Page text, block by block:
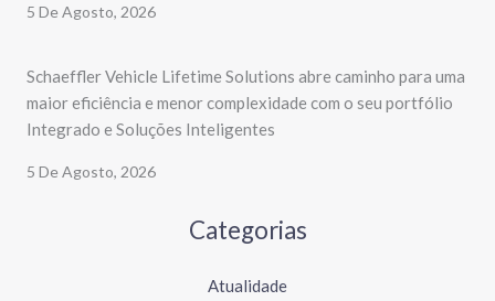
5 De Agosto, 2026
Schaeffler Vehicle Lifetime Solutions abre caminho para uma
maior eficiência e menor complexidade com o seu portfólio
Integrado e Soluções Inteligentes
5 De Agosto, 2026
Categorias
Atualidade